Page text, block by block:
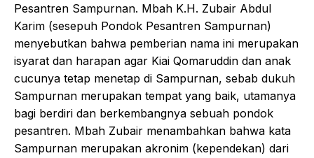
Pesantren Sampurnan. Mbah K.H. Zubair Abdul
Karim (sesepuh Pondok Pesantren Sampurnan)
menyebutkan bahwa pemberian nama ini merupakan
isyarat dan harapan agar Kiai Qomaruddin dan anak
cucunya tetap menetap di Sampurnan, sebab dukuh
Sampurnan merupakan tempat yang baik, utamanya
bagi berdiri dan berkembangnya sebuah pondok
pesantren. Mbah Zubair menambahkan bahwa kata
Sampurnan merupakan akronim (kependekan) dari